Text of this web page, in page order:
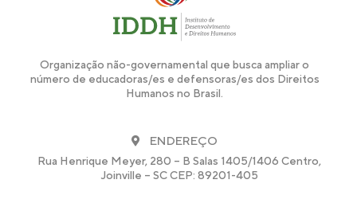
Organização não-governamental que busca ampliar o
número de educadoras/es e defensoras/es dos Direitos
Humanos no Brasil.
ENDEREÇO
Rua Henrique Meyer, 280 – B Salas 1405/1406 Centro,
Joinville – SC CEP: 89201-405